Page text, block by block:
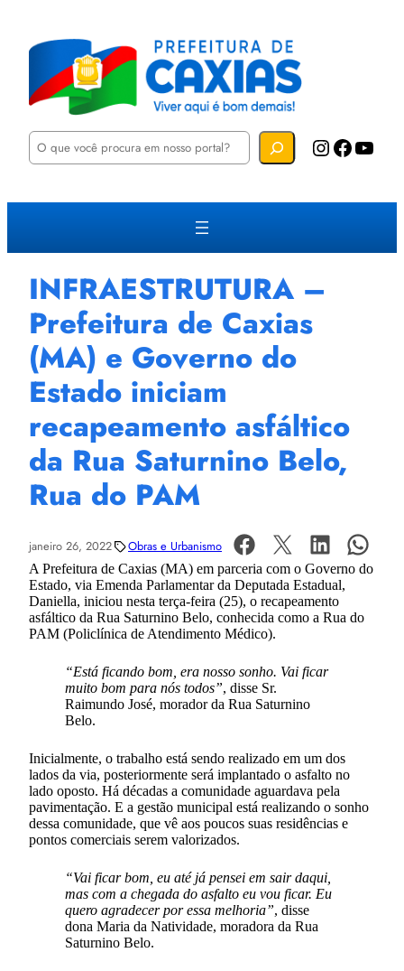
P
u
a
Instagram Facebook YouTube
INFRAESTRUTURA –
Prefeitura de Caxias
(MA) e Governo do
Estado iniciam
recapeamento asfáltico
da Rua Saturnino Belo,
Rua do PAM
janeiro 26, 2022 Obras e Urbanismo
A Prefeitura de Caxias (MA) em parceria com o Governo do
Estado, via Emenda Parlamentar da Deputada Estadual,
Daniella, iniciou nesta terça-feira (25), o recapeamento
asfáltico da Rua Saturnino Belo, conhecida como a Rua do
PAM (Policlínica de Atendimento Médico).
“Está ficando bom, era nosso sonho. Vai ficar
muito bom para nós todos”, disse Sr.
Raimundo José, morador da Rua Saturnino
Belo.
Inicialmente, o trabalho está sendo realizado em um dos
lados da via, posteriormente será implantado o asfalto no
lado oposto. Há décadas a comunidade aguardava pela
pavimentação. E a gestão municipal está realizando o sonho
dessa comunidade, que vê aos poucos suas residências e
pontos comerciais serem valorizados.
“Vai ficar bom, eu até já pensei em sair daqui,
mas com a chegada do asfalto eu vou ficar. Eu
quero agradecer por essa melhoria”, disse
dona Maria da Natividade, moradora da Rua
Saturnino Belo.